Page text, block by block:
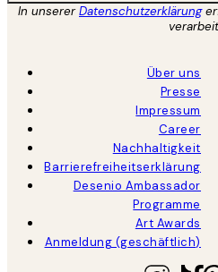
In unsererDatenschutzerklärung
Über uns
Presse
Impressum
Career
Nachhaltigkeit
Barrierefreiheitserklärung
Desenio Ambassador
Programme
Art Awards
Anmeldung (geschäftlich)